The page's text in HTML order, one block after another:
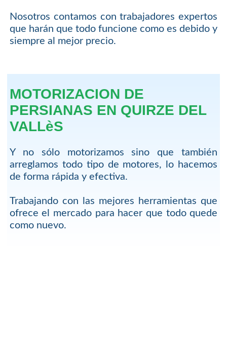
Nosotros contamos con trabajadores expertos
que harán que todo funcione como es debido y
siempre al mejor precio.
MOTORIZACION DE
PERSIANAS EN QUIRZE DEL
VALLèS
Y no sólo motorizamos sino que también
arreglamos todo tipo de motores, lo hacemos
de forma rápida y efectiva.
Trabajando con las mejores herramientas que
ofrece el mercado para hacer que todo quede
como nuevo.